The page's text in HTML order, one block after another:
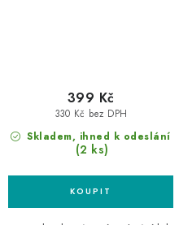
Skladem, ihned k odeslání
(2 ks)
330 Kč bez DPH
399 Kč